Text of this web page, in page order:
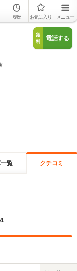
履歴 お気に入り メニュー
無
料
電話する
覧 クチコミ